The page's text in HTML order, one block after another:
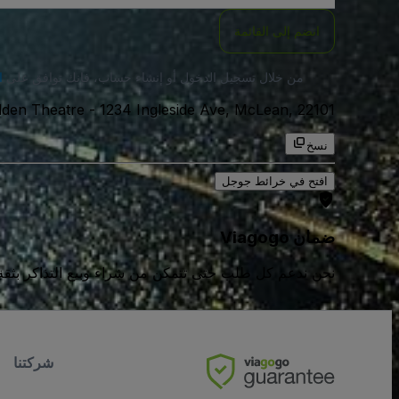
انضم إلى القائمة
من خلال تسجيل الدخول أو إنشاء حساب، فإنك توافق على
Theatre -1234 Ingleside Ave, McLean, 22101, الولايات المتحدة الامريكية
نسخ
افتح في خرائط جوجل
ضمان Viagogo
نحن ندعم كل طلب حتى تتمكن من شراء وبيع التذاكر بثقة
شركتنا